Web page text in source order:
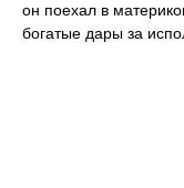
он поехал в
богатые дары за